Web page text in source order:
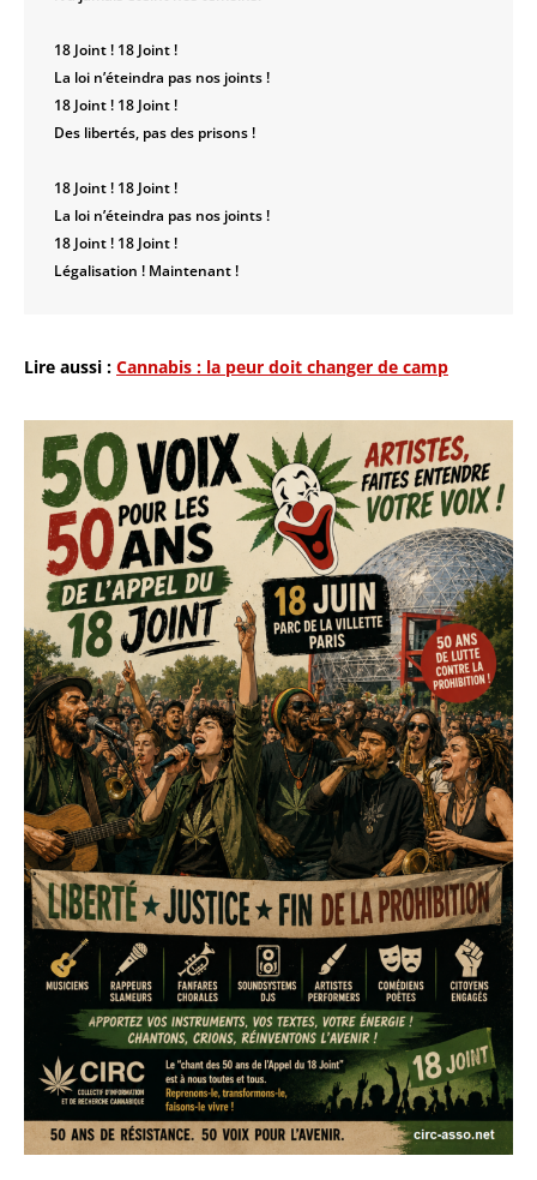
18 Joint ! 18 Joint !
La loi n’éteindra pas nos joints !
18 Joint ! 18 Joint !
Des libertés, pas des prisons !
18 Joint ! 18 Joint !
La loi n’éteindra pas nos joints !
18 Joint ! 18 Joint !
Légalisation ! Maintenant !
Lire aussi : Cannabis : la peur doit changer de camp